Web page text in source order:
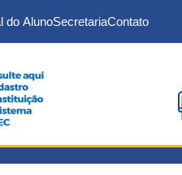
do AlunoSecretariaContato